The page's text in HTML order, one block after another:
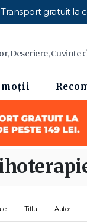
Transport gratuit la
Titlu Autor